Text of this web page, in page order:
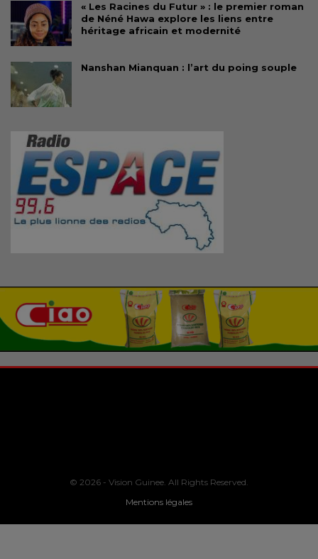
« Les Racines du Futur » : le premier roman
de Néné Hawa explore les liens entre
héritage africain et modernité
Nanshan Mianquan : l’art du poing souple
© 2026 - Vision Guinee. All Rights Reserved.
Mentions légales